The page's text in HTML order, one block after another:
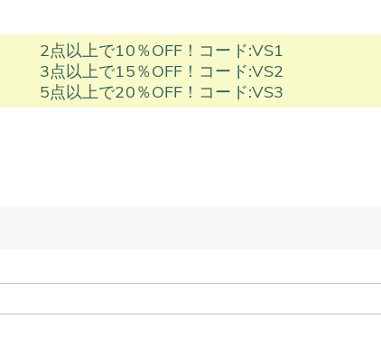
2点以上で10％OFF！コード:VS1
3点以上で15％OFF！コード:VS2
5点以上で20％OFF！コード:VS3